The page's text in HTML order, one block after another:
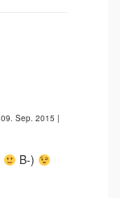
09. Sep. 2015 |
B-)